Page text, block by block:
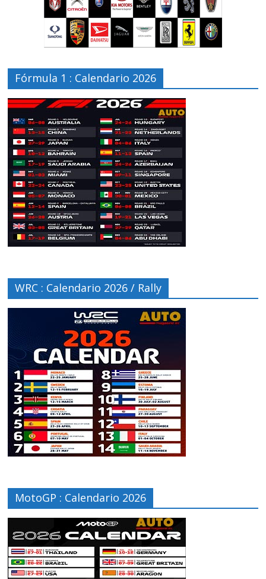
Fórmula 1 : Calendario 2026
WRC : Calendario 2026 / Rally
MotoGP : Calendario 2026